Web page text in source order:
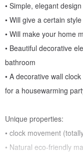
• Simple, elegant design
• Will give a certain
• Will make your home
• Beautiful decorative
bathroom
• A decorative wall
for a housewarming
Unique properties:
• clock movement
• Natural eco-friendly